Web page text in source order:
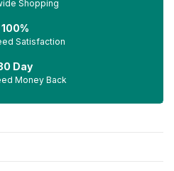
Shopping
100%
Satisfaction
Day
Money Back